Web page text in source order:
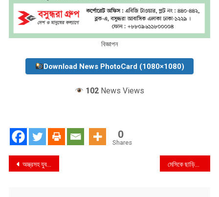
বিজ্ঞাপন
Download News PhotoCard (1080×1080)
102 News Views
0
Shares
Post
অস্ত্রসহ যুবলীগ নেতা খালেদ মাহমুদ গ্রেফতার মেসিকে ছাড়িয়ে যেতে চান রোনালদো